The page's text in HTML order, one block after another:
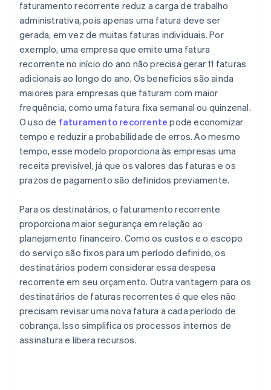
faturamento recorrente reduz a carga de trabalho
administrativa, pois apenas uma fatura deve ser
gerada, em vez de muitas faturas individuais. Por
exemplo, uma empresa que emite uma fatura
recorrente no início do ano não precisa gerar 11 faturas
adicionais ao longo do ano. Os benefícios são ainda
maiores para empresas que faturam com maior
frequência, como uma fatura fixa semanal ou quinzenal.
O uso de faturamento recorrente pode economizar
tempo e reduzir a probabilidade de erros. Ao mesmo
tempo, esse modelo proporciona às empresas uma
receita previsível, já que os valores das faturas e os
prazos de pagamento são definidos previamente.
Para os destinatários, o faturamento recorrente
proporciona maior segurança em relação ao
planejamento financeiro. Como os custos e o escopo
do serviço são fixos para um período definido, os
destinatários podem considerar essa despesa
recorrente em seu orçamento. Outra vantagem para os
destinatários de faturas recorrentes é que eles não
precisam revisar uma nova fatura a cada período de
cobrança. Isso simplifica os processos internos de
assinatura e libera recursos.